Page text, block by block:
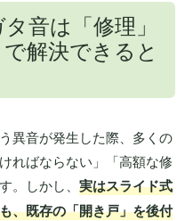
音は「修理」
解決できると
異音が発生した際、多くの
ればならない」「高額な修
。しかし、 実はスライド式
、既存の「開き戸」を後付